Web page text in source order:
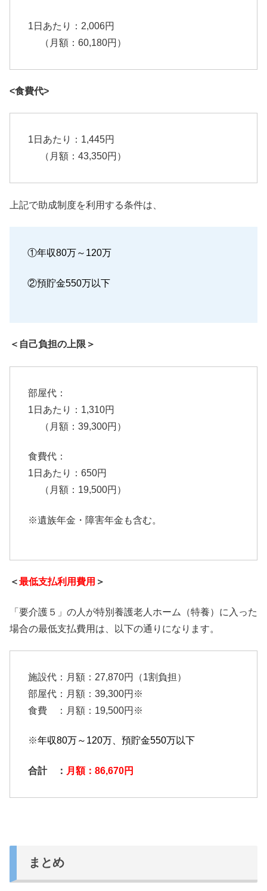
1日あたり：2,006円
（月額：60,180円）
<食費代>
1日あたり：1,445円
（月額：43,350円）
上記で助成制度を利用する条件は、
①年収80万～120万
②預貯金550万以下
＜自己負担の上限＞
部屋代：
1日あたり：1,310円
（月額：39,300円）
食費代：
1日あたり：650円
（月額：19,500円）
※遺族年金・障害年金も含む。
＜最低支払利用費用 ＞
「要介護５」の人が特別養護老人ホーム（特養）に入った
場合の最低支払費用は、以下の通りになります。
施設代：月額：27,870円（1割負担）
部屋代：月額：39,300円※
食費 ：月額：19,500円※
※年収80万～120万、預貯金550万以下
合計 ： 月額：86,670円
まとめ